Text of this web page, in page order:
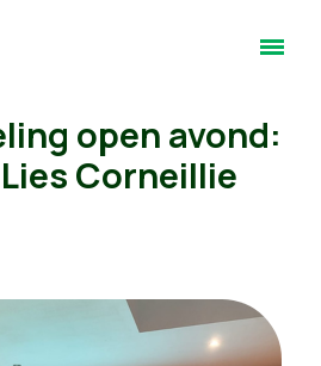
open avond:
Corneillie